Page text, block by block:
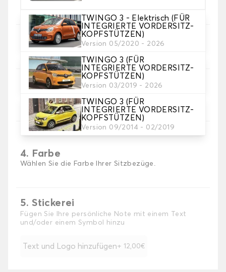
TWINGO 3 - Elektrisch (FÜR
INTEGRIERTE VORDERSITZ-
KOPFSTÜTZEN)
Version 05/2020 - 2026
TWINGO 3 (FÜR
INTEGRIERTE VORDERSITZ-
KOPFSTÜTZEN)
Version 03/2019 - 2026
TWINGO 3 (FÜR
INTEGRIERTE VORDERSITZ-
KOPFSTÜTZEN)
Version 09/2014 - 02/2019
2. Satz von Bezügen
3. Material
Wählen Sie das Material für Ihre Bezüge.
4. Farbe
Wählen Sie die Farbe Ihrer Sitzbezüge.
5. Stickerei
Fügen Sie Ihre persönliche Note mit einem Text
und/oder einem Symbol hinzu
Text und Logo hinzufügen + 12,00€